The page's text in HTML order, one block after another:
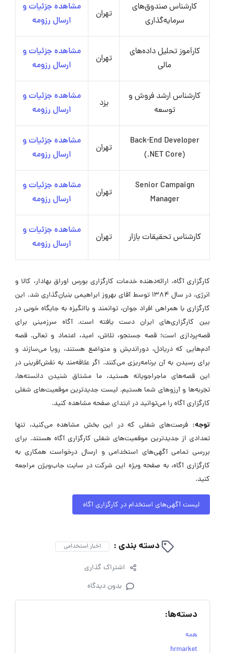
کارشناس صندوق‌های
سرمایه‌گذاری
تهران
مشاهده جزئیات و
ارسال رزومه
کارآموز تحلیل داده‌های
مالی
تهران
مشاهده جزئیات و
ارسال رزومه
کارشناس ارشد فروش و
توسعه
یزد
مشاهده جزئیات و
ارسال رزومه
Back-End Developer
(.NET Core)
تهران
مشاهده جزئیات و
ارسال رزومه
Senior Campaign
Manager
تهران
مشاهده جزئیات و
ارسال رزومه
کارشناس تحقیقات بازار تهران
مشاهده جزئیات و
ارسال رزومه
کارگزاری آگاه، ارائه‌دهنده خدمات کارگزاری بورس اوراق بهادار، کالا و
انرژی، در سال ۱۳۸۴ توسط آقای بهروز ابراهیمی بنیان‌گذاری شد. این
کارگزاری با همراهی افراد جوان، توانمند و باانگیزه به جایگاه خوبی در
بین کارگزاری‌های ایران دست یافته است. آگاه سرزمینی برای
قصه‌پردازی است؛ قصه جستجو، تلاش، امید، اعتماد و تعالی. قصه
آدم‌هایی که دریادل، دوراندیش و متواضع هستند، رویا می‌سازند و
برای رسیدن به آن برنامه‌ریزی می‌کنند. اگر علاقه‌مند به نقش‌آفرینی در
این قصه‌های ماجراجویانه هستید، ما مشتاق شنیدن دانسته‌ها،
تجربه‌ها و آرزوهای شما هستیم. لیست جدیدترین موقعیت‌های شغلی
کارگزاری آگاه را می‌توانید در ابتدای صفحه مشاهده کنید.
توجه: فرصت‌های شغلی که در این بخش مشاهده می‌کنید، تنها
تعدادی از جدیدترین موقعیت‌های شغلی کارگزاری آگاه هستند. برای
بررسی تمامی آگهی‌های استخدامی و ارسال درخواست همکاری به
کارگزاری آگاه، به صفحه ویژه این شرکت در سایت جاب‌ویژن مراجعه
کنید.
لیست آگهی‌های استخدام در کارگزاری آگاه
دسته بندی : اخبار استخدامی
اشتراک گذاری
بدون دیدگاه
دسته‌ها:
همه
hrmarket